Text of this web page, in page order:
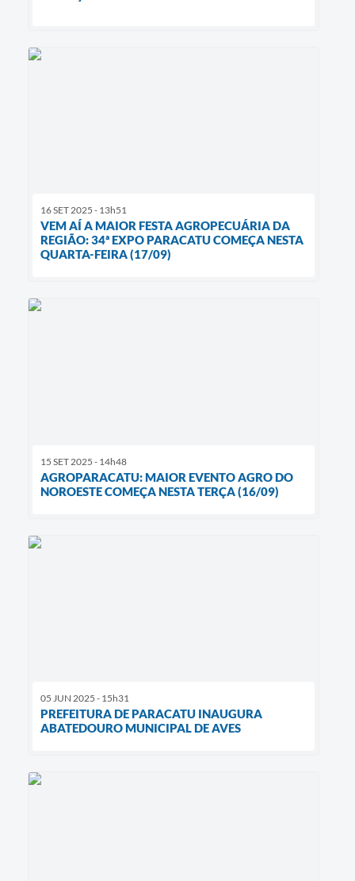
16 SET 2025 - 13h51
VEM AÍ A MAIOR FESTA AGROPECUÁRIA DA
REGIÃO: 34ª EXPO PARACATU COMEÇA NESTA
QUARTA-FEIRA (17/09)
15 SET 2025 - 14h48
AGROPARACATU: MAIOR EVENTO AGRO DO
NOROESTE COMEÇA NESTA TERÇA (16/09)
05 JUN 2025 - 15h31
PREFEITURA DE PARACATU INAUGURA
ABATEDOURO MUNICIPAL DE AVES